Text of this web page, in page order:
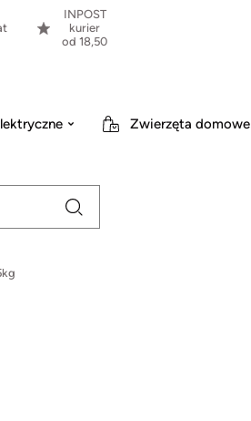
INPOST
kurier
od 18,50
Zwierzęta domowe